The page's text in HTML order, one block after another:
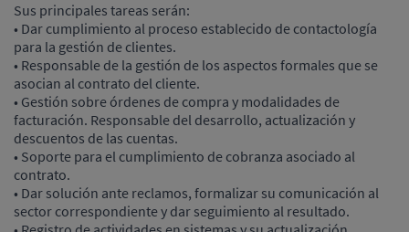
Sus principales tareas serán:
• Dar cumplimiento al proceso establecido de contactología
para la gestión de clientes.
• Responsable de la gestión de los aspectos formales que se
asocian al contrato del cliente.
• Gestión sobre órdenes de compra y modalidades de
facturación. Responsable del desarrollo, actualización y
descuentos de las cuentas.
• Soporte para el cumplimiento de cobranza asociado al
contrato.
• Dar solución ante reclamos, formalizar su comunicación al
sector correspondiente y dar seguimiento al resultado.